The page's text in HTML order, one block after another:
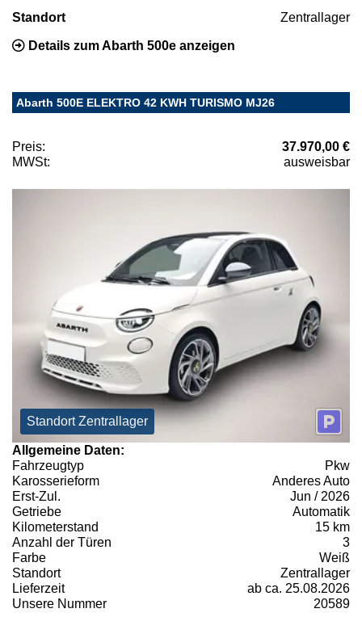
Standort Zentrallager
Details zum Abarth 500e anzeigen
Abarth 500E ELEKTRO 42 KWH TURISMO MJ26
Preis:
37.970,00 €
MWSt:
ausweisbar
Standort Zentrallager
Allgemeine Daten:
Fahrzeugtyp
Pkw
Karosserieform
Anderes Auto
Erst-Zul.
Jun / 2026
Getriebe
Automatik
Kilometerstand
15 km
Anzahl der Türen
3
Farbe
Weiß
Standort
Zentrallager
Lieferzeit
ab ca. 25.08.2026
Unsere Nummer
20589